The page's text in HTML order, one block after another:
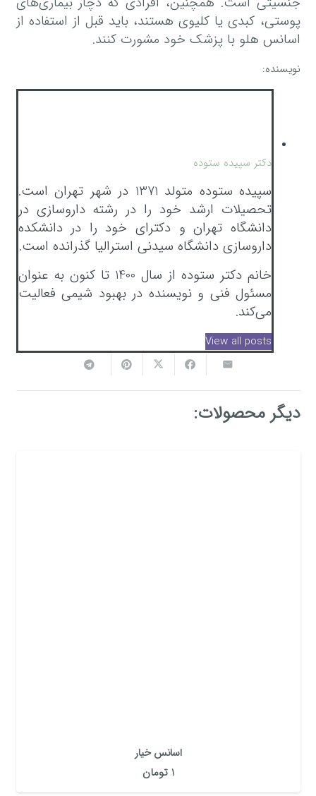
پوستی، کبدی یا کلیوی هستند، باید قبل از استفاده از
اسانس هلو با پزشک خود مشورت کنند.
نویسنده:
دکتر سپیده ستوده
سپیده ستوده متولد 1371 در شهر تهران است.
تحصیلات ارشد خود را در رشته داروسازی در
دانشگاه تهران و دکترای خود را در دانشکده
داروسازی دانشگاه سیدنی استرالیا گذرانده است.
خانم دکتر ستوده از سال 1400 تا کنون به عنوان
مسئول فنی و نویسنده در بهبود شیمی فعالیت
می‌کند.
View all posts
دیگر محصولات:
اسانس خیار
1 تومان